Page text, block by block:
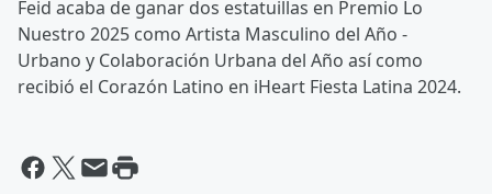
Feid acaba de ganar dos estatuillas en Premio Lo
Nuestro 2025 como Artista Masculino del Año -
Urbano y Colaboración Urbana del Año así como
recibió el Corazón Latino en iHeart Fiesta Latina 2024.